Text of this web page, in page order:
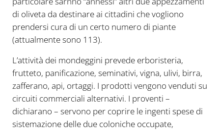
di oliveta da destinare ai cittadini che vogliono
prendersi cura di un certo numero di piante
(attualmente sono 113).
L’attività dei mondeggini prevede erboristeria,
frutteto, panificazione, seminativi, vigna, ulivi, birra,
zafferano, api, ortaggi. I prodotti vengono venduti su
circuiti commerciali alternativi. I proventi –
dichiarano – servono per coprire le ingenti spese di
sistemazione delle due coloniche occupate,